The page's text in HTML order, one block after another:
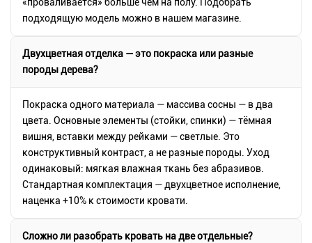
подходящую модель можно в нашем магазине.
Двухцветная отделка — это покраска или разные
породы дерева?
Покраска одного материала — массива сосны — в два
цвета. Основные элементы (стойки, спинки) — тёмная
вишня, вставки между рейками — светлые. Это
конструктивный контраст, а не разные породы. Уход
одинаковый: мягкая влажная ткань без абразивов.
Стандартная комплектация — двухцветное исполнение,
наценка +10% к стоимости кровати.
Сложно ли разобрать кровать на две отдельные?